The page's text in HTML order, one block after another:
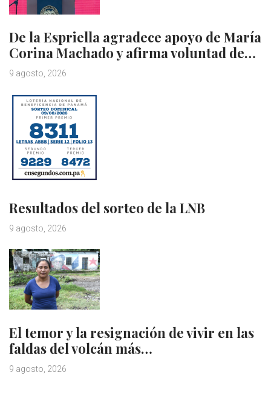
De la Espriella agradece apoyo de María
Corina Machado y afirma voluntad de…
9 agosto, 2026
Resultados del sorteo de la LNB
9 agosto, 2026
El temor y la resignación de vivir en las
faldas del volcán más…
9 agosto, 2026